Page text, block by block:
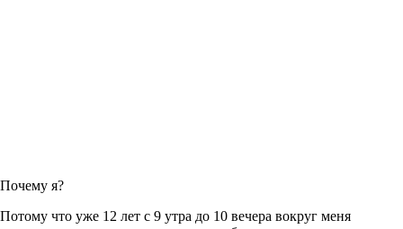
Почему я?
Потому что уже 12 лет с 9 утра до 10 вечера вокруг меня